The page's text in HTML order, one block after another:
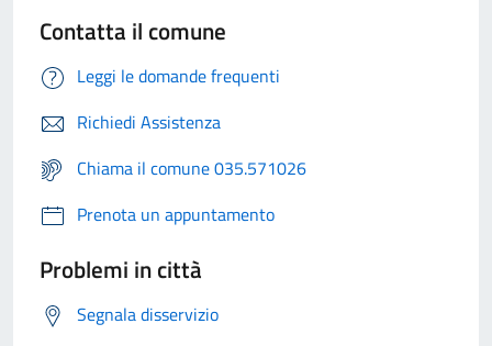
Contatta il comune
Leggi le domande frequenti
Richiedi Assistenza
Chiama il comune 035.571026
Prenota un appuntamento
Problemi in città
Segnala disservizio